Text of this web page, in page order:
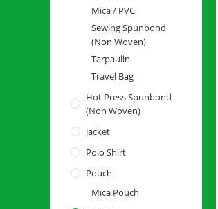
Mica / PVC
Sewing Spunbond
(Non Woven)
Tarpaulin
Travel Bag
Hot Press Spunbond
(Non Woven)
Jacket
Polo Shirt
Pouch
Mica Pouch